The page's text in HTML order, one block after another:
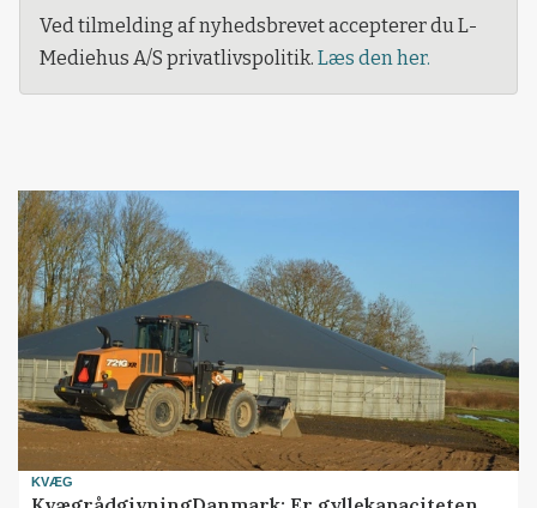
Ved tilmelding af nyhedsbrevet accepterer du L-
Mediehus A/S privatlivspolitik. Læs den her.
KVÆG